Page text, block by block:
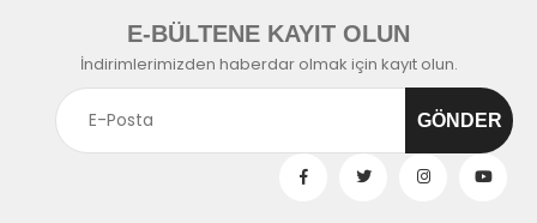
E-BÜLTENE KAYIT OLUN
İndirimlerimizden haberdar olmak için kayıt olun.